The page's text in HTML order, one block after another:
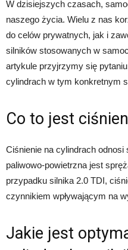
W dzisiejszych czasach,
naszego życia. Wielu z nas
do celów prywatnych, jak i
silników stosowanych w
artykule przyjrzymy się
cylindrach w tym konkretnym
Co to jest
Ciśnienie na cylindrach odnosi
paliwowo-powietrzna jest
przypadku silnika 2.0 TDI,
czynnikiem wpływającym na
Jakie jest